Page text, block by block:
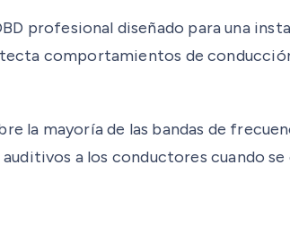
profesional diseñado para una
comportamientos de
mayoría de las bandas de
a los conductores cuando